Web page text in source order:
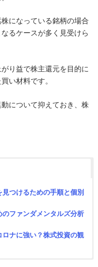
になっている銘柄の場合
るケースが多く見受けら
り益で株主還元を目的に
い材料です。
について抑えておき、株
つけるための手順と個別
ファンダメンタルズ分析
ロナに強い？株式投資の観